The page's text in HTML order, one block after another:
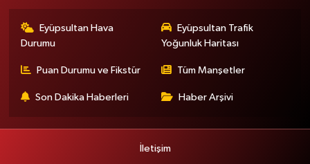
Eyüpsultan Hava
Durumu
Eyüpsultan Trafik
Yoğunluk Haritası
Puan Durumu ve Fikstür Tüm Manşetler
Son Dakika Haberleri Haber Arşivi
İletişim